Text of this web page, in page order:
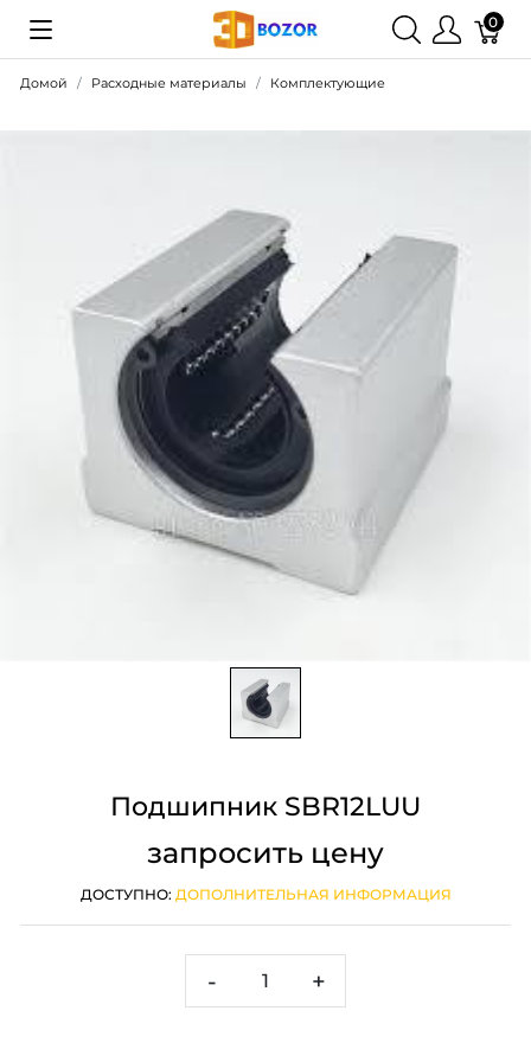
0
Домой Расходные материалы Комплектующие
Подшипник SBR12LUU
запросить цену
ДОСТУПНО: ДОПОЛНИТЕЛЬНАЯ ИНФОРМАЦИЯ
- +